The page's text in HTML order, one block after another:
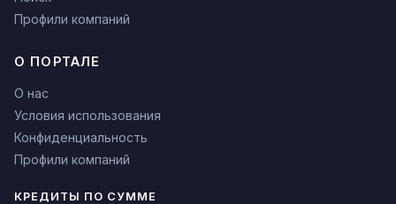
Профили компаний
О ПОРТАЛЕ
О нас
Условия использования
Конфиденциальность
Профили компаний
КРЕДИТЫ ПО СУММЕ